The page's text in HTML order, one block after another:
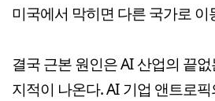
미국에서 막히면 다른 국가로 이
결국 근본 원인은 AI 산업의 끝
지적이 나온다. AI 기업 앤트로